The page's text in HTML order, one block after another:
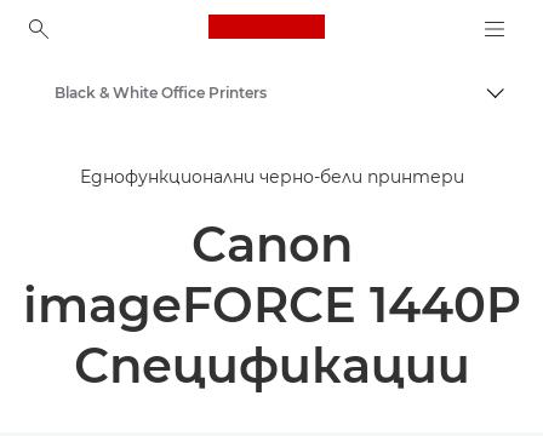
Canon Logo, back to
Решения и услуги
Еднофункционални принтери
Black & White Office Printers
Еднофункционални черно-бели принтери
Canon
imageFORCE 1440P
Спецификации